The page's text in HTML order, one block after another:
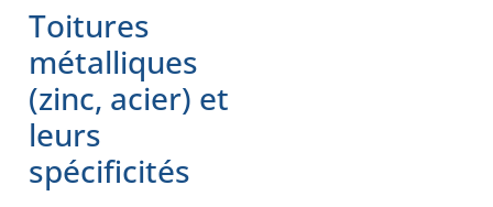
Toitures
métalliques
(zinc, acier) et
leurs
spécificités